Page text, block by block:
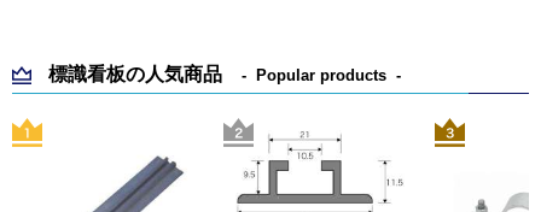
標識看板の人気商品 Popular products